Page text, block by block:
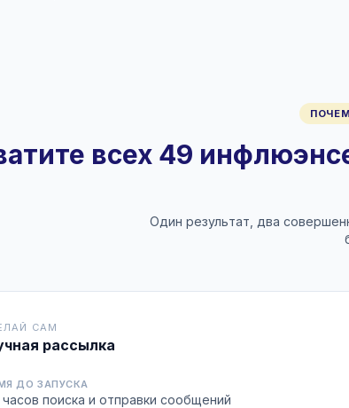
всех 49
Один результат, два
САМ
рассылка
ДО ЗАПУСКА
часов поиска и отправки сообщений